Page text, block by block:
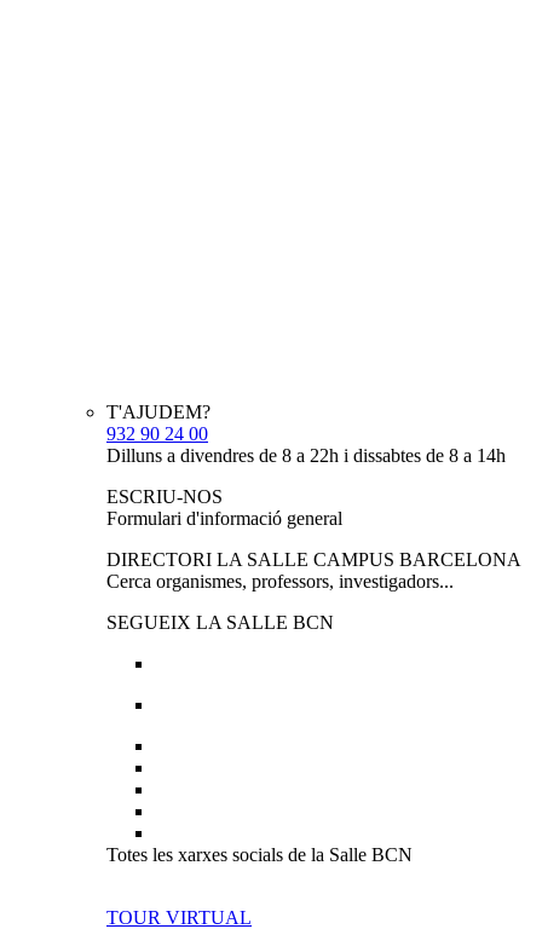
T'AJUDEM?
932 90 24 00
Dilluns a divendres de 8 a 22h i dissabtes de 8 a 14h
ESCRIU-NOS
Formulari d'informació general
DIRECTORI LA SALLE CAMPUS BARCELONA
Cerca organismes, professors, investigadors...
SEGUEIX LA SALLE BCN
Totes les xarxes socials de la Salle BCN
TOUR VIRTUAL